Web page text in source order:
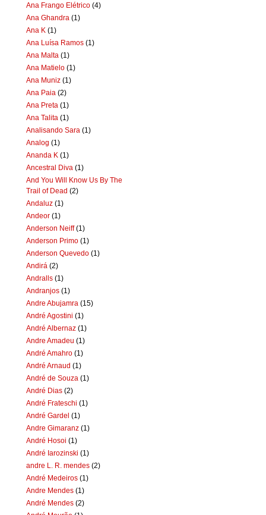
Ana Frango Elétrico (4)
Ana Ghandra (1)
Ana K (1)
Ana Luísa Ramos (1)
Ana Malta (1)
Ana Matielo (1)
Ana Muniz (1)
Ana Paia (2)
Ana Preta (1)
Ana Talita (1)
Analisando Sara (1)
Analog (1)
Ananda K (1)
Ancestral Diva (1)
And You Will Know Us By The
Trail of Dead (2)
Andaluz (1)
Andeor (1)
Anderson Neiff (1)
Anderson Primo (1)
Anderson Quevedo (1)
Andirá (2)
Andralls (1)
Andranjos (1)
Andre Abujamra (15)
André Agostini (1)
André Albernaz (1)
Andre Amadeu (1)
André Amahro (1)
André Arnaud (1)
André de Souza (1)
André Dias (2)
André Frateschi (1)
André Gardel (1)
Andre Gimaranz (1)
André Hosoi (1)
André Iarozinski (1)
andre L. R. mendes (2)
André Medeiros (1)
Andre Mendes (1)
André Mendes (2)